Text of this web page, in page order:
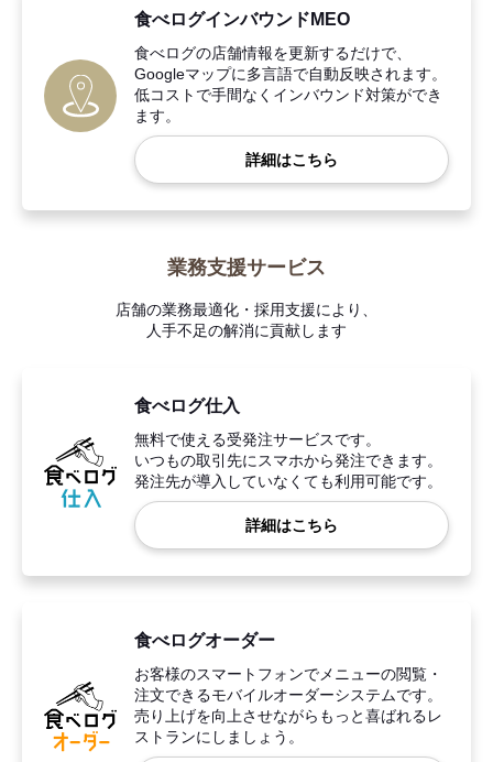
食べログインバウンドMEO
食べログの店舗情報を更新するだけで、
Googleマップに多言語で自動反映されます。
低コストで手間なくインバウンド対策ができ
ます。
詳細はこちら
業務支援サービス
店舗の業務最適化・採用支援により、
人手不足の解消に貢献します
食べログ仕入
無料で使える受発注サービスです。
いつもの取引先にスマホから発注できます。
発注先が導入していなくても利用可能です。
詳細はこちら
食べログオーダー
お客様のスマートフォンでメニューの閲覧・
注文できるモバイルオーダーシステムです。
売り上げを向上させながらもっと喜ばれるレ
ストランにしましょう。